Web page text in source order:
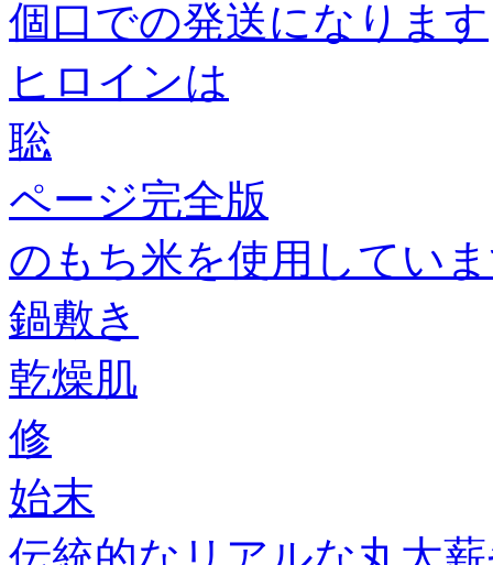
個口での発送になります
ヒロインは
聡
ページ完全版
のもち米を使用してい
鍋敷き
乾燥肌
修
始末